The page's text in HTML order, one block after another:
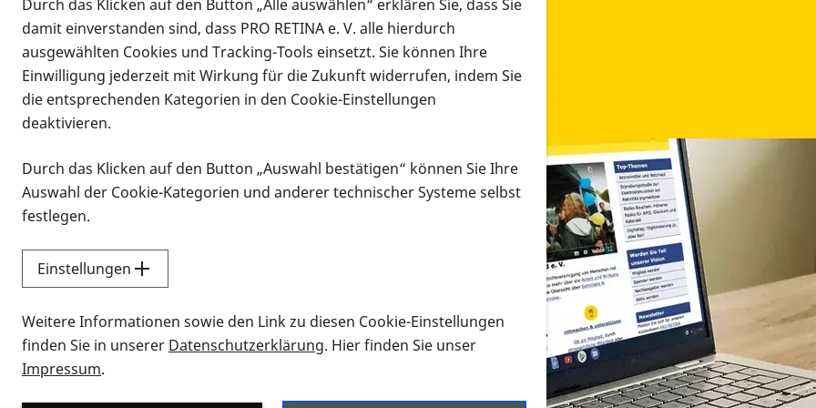
Infomaterial
Infomaterial
Vorlesen
Alle Infomaterialien in verschiedenen Formaten an
Sie möchten wissen, wie Sie nach Infonmaterial suchen und dieses bestellen bzw. herunterladen
Durch das Klicken auf den Button „Alle auswählen“ erklären Sie, dass Sie
damit einverstanden sind, dass PRO RETINA e. V. alle hierdurch
ausgewählten Cookies und Tracking-Tools einsetzt. Sie können Ihre
Einwilligung jederzeit mit Wirkung für die Zukunft widerrufen, indem Sie
die entsprechenden Kategorien in den Cookie-Einstellungen
deaktivieren.
Durch das Klicken auf den Button „Auswahl bestätigen“ können Sie Ihre
Auswahl der Cookie-Kategorien und anderer technischer Systeme selbst
festlegen.
Einstellungen
Weitere Informationen sowie den Link zu diesen Cookie-Einstellungen
finden Sie in unserer Datenschutzerklärung. Hier finden Sie unser
Impressum.